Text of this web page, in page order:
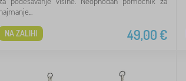
najmanje...
49,00€
NA ZALIHI